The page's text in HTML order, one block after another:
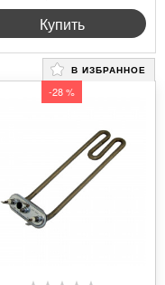
Купить
В ИЗБРАННОЕ
-28 %